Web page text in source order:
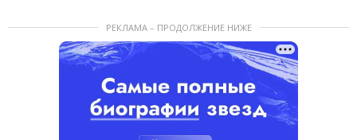
РЕКЛАМА – ПРОДОЛЖЕНИЕ НИЖЕ